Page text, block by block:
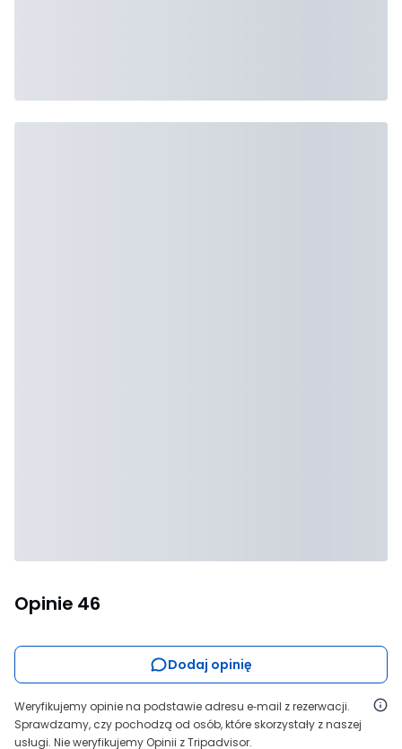
Opinie 46
Dodaj opinię
Weryfikujemy opinie na podstawie adresu e‑mail z rezerwacji.
Sprawdzamy, czy pochodzą od osób, które skorzystały z naszej
usługi. Nie weryfikujemy Opinii z Tripadvisor.